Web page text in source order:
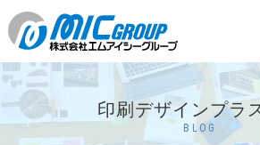
印刷デザインプラ
BLOG